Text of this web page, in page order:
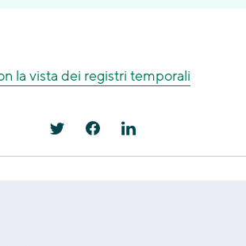
la vista dei registri temporali